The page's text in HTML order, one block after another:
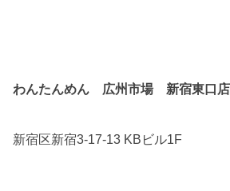
わんたんめん 広州市場 新宿東口店
新宿区新宿3-17-13 KBビル1F